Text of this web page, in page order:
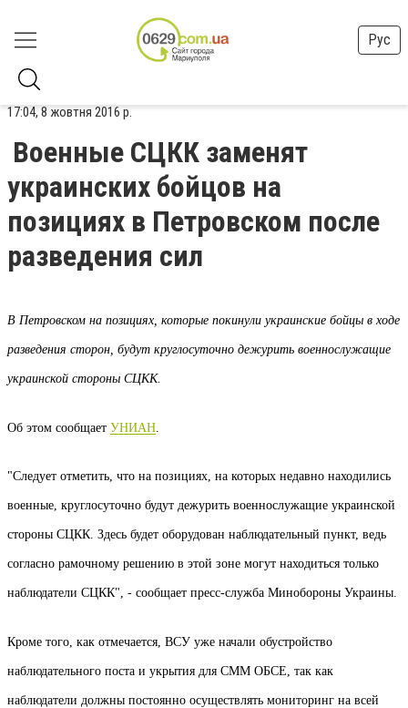
Рус
17:04, 8 жовтня 2016 р.
Военные СЦКК заменят
украинских бойцов на
позициях в Петровском после
разведения сил
В Петровском на позициях, которые покинули украинские бойцы в ходе
разведения сторон, будут круглосуточно дежурить военнослужащие
украинской стороны СЦКК.
Об этом сообщает УНИАН
"Следует отметить, что на позициях, на которых недавно находились
военные, круглосуточно будут дежурить военнослужащие украинской
стороны СЦКК. Здесь будет оборудован наблюдательный пункт, ведь
согласно рамочному решению в этой зоне могут находиться только
наблюдатели СЦКК", - сообщает пресс-служба Минобороны Украины.
Кроме того, как отмечается, ВСУ уже начали обустройство
наблюдательного поста и укрытия для СММ ОБСЕ, так как
наблюдатели должны постоянно осуществлять мониторинг на всей